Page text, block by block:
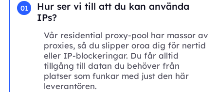
01
Hur ser vi till att du kan använda
IPs?
Vår residential proxy-pool har massor av
proxies, så du slipper oroa dig för nertid
eller IP-blockeringar. Du får alltid
tillgång till datan du behöver från
platser som funkar med just den här
leverantören.